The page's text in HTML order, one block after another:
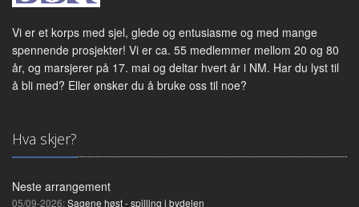
Vi er et korps med sjel, glede og entusiasme og med mange
spennende prosjekter! Vi er ca. 55 medlemmer mellom 20 og 80
år, og marsjerer på 17. mai og deltar hvert år i NM. Har du lyst til
å bli med? Eller ønsker du å bruke oss til noe?
Hva skjer?
Neste arrangement
05/09-2026:Sagene høst - spilling i bydelen